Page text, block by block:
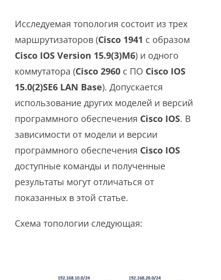
Исследуемая топология состоит из трех
маршрутизаторов (Cisco 1941 с образом
Cisco IOS Version 15.9(3)M6) и одного
коммутатора (Cisco 2960 с ПО Cisco IOS
15.0(2)SE6 LAN Base). Допускается
использование других моделей и версий
программного обеспечения Cisco IOS. В
зависимости от модели и версии
программного обеспечения Cisco IOS
доступные команды и полученные
результаты могут отличаться от
показанных в этой статье.
Схема топологии следующая: